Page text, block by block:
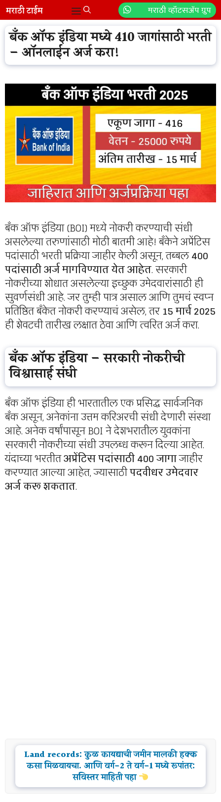
Skip
to
content
मराठी व्हॉटसॲप ग्रुप
Menu
बँक ऑफ इंडिया मध्ये 410 जागांसाठी भरती
– ऑनलाईन अर्ज करा!
बँक ऑफ इंडिया (BOI) मध्ये नोकरी करण्याची संधी
असलेल्या तरुणांसाठी मोठी बातमी आहे! बँकेने अप्रेंटिस
पदांसाठी भरती प्रक्रिया जाहीर केली असून, तब्बल400
पदांसाठी अर्ज मागविण्यात येत आहेत. सरकारी
नोकरीच्या शोधात असलेल्या इच्छुक उमेदवारांसाठी ही
सुवर्णसंधी आहे. जर तुम्ही पात्र असाल आणि तुमचं स्वप्न
प्रतिष्ठित बँकेत नोकरी करण्याचं असेल, तर15 मार्च 2025
ही शेवटची तारीख लक्षात ठेवा आणि त्वरित अर्ज करा.
बँक ऑफ इंडिया – सरकारी नोकरीची
विश्वासार्ह संधी
बँक ऑफ इंडिया ही भारतातील एक प्रसिद्ध सार्वजनिक
बँक असून, अनेकांना उत्तम करिअरची संधी देणारी संस्था
आहे. अनेक वर्षांपासून BOI ने देशभरातील युवकांना
सरकारी नोकरीच्या संधी उपलब्ध करून दिल्या आहेत.
यंदाच्या भरतीतअप्रेंटिस पदांसाठी 400 जागाजाहीर
करण्यात आल्या आहेत, ज्यासाठीपदवीधर उमेदवार
अर्ज करू शकतात.
Land records: कुळ कायद्याची जमीन मालकी हक्क
कसा मिळवायचा. आणि वर्ग-2 ते वर्ग-1 मध्ये रूपांतर:
सविस्तर माहिती पहा